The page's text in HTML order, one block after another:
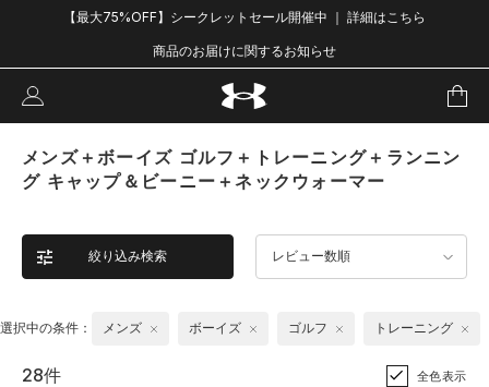
【最大75%OFF】シークレットセール開催中 ｜ 詳細はこちら
商品のお届けに関するお知らせ
メンズ＋ボーイズ ゴルフ＋トレーニング＋ランニン
グ キャップ＆ビーニー＋ネックウォーマー
絞り込み検索 レビュー数順
選択中の条件： メンズ ボーイズ ゴルフ トレーニング
28件 全色表示